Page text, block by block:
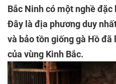
Bắc Ninh có một nghề
Đây là địa phương duy
và bảo tồn giống gà Hồ đã
của vùng Kinh Bắc.